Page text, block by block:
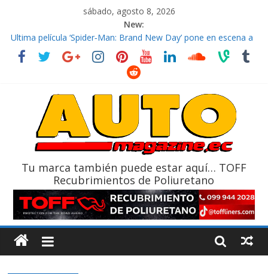
sábado, agosto 8, 2026
New:
El costo de tener un vehículo gana protagonismo a la hora de
decidir
Ultima película ‘Spider‑Man: Brand New Day’ pone en escena a
La Vuelta al Ecuador 2026, edición 47ª, recorre 7 provincias en 8
La FEDAK recibe 12 Sinotruk Bolden para cubrir las rutas de La
Tu marca también puede estar aquí… TOFF
Recubrimientos de Poliuretano